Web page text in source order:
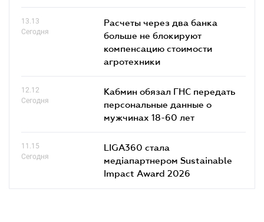
13.13
Сегодня
Расчеты через два банка
больше не блокируют
компенсацию стоимости
агротехники
12.12
Сегодня
Кабмин обязал ГНС передать
персональные данные о
мужчинах 18-60 лет
11.15
Сегодня
LIGA360 стала
медіапартнером Sustainable
Impact Award 2026